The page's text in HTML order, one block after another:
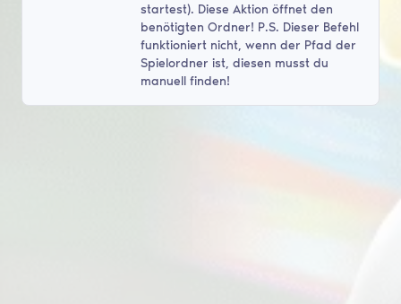
startest). Diese Aktion öffnet den
benötigten Ordner! P.S. Dieser Befehl
funktioniert nicht, wenn der Pfad der
Spielordner ist, diesen musst du
manuell finden!